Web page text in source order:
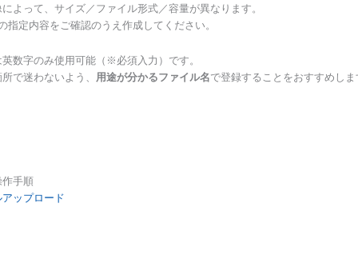
よって、サイズ／ファイル形式／容量が異なります。
定内容をご確認のうえ作成してください。
数字のみ使用可能（※必須入力）です。
で迷わないよう、 用途が分かるファイル名で登録することをおすすめしま
作手順
ップロード